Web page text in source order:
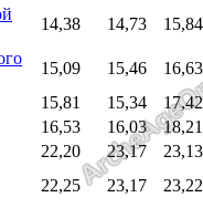
14,38 14,73
15,84
15,09 15,46
16,63
15,81 15,34
17,42
16,53 16,03
18,21
22,20 23,17
23,13
22,25 23,17
23,22